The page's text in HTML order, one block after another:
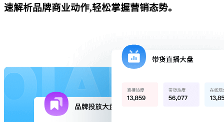
速解析品牌商业动作,轻松掌握营销态势。